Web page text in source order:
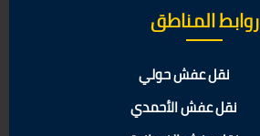
روابط المناطق
نقل عفش حولي
نقل عفش الأحمدي